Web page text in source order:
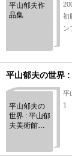
平山郁夫作
品集
初
ン
平山郁夫の世界
平山郁夫の
世界 : 平山郁
夫美術館総
平
1